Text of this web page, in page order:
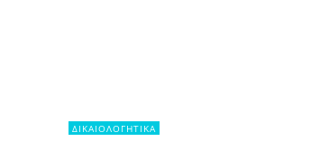
ΔΙΚΑΙΟΛΟΓΗΤΙΚΑ